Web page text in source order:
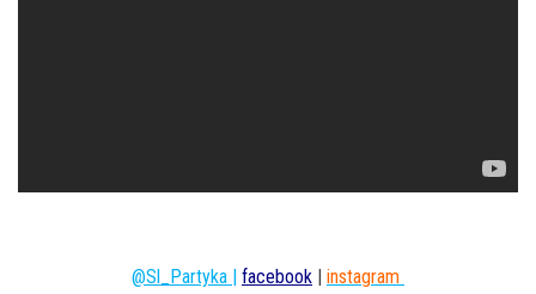
@Sl_Partyka | facebook | instagram